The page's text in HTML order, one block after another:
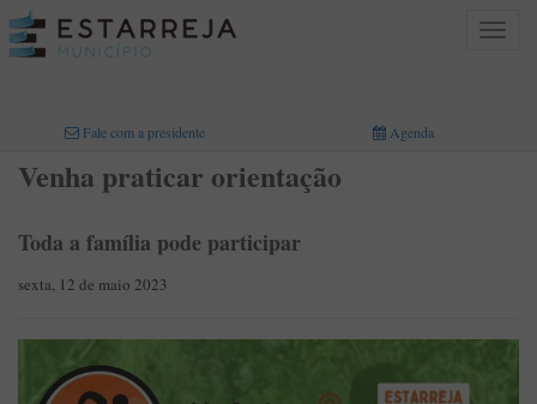
Toggle
Fale com a presidente Agenda
Venha praticar orientação
Toda a família pode participar
sexta, 12 de maio 2023